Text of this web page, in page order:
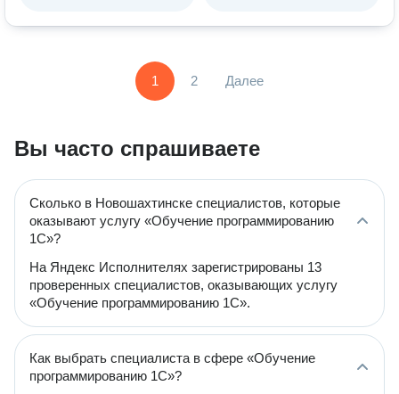
1 2 Далее
Вы часто спрашиваете
Сколько в Новошахтинске специалистов, которые
оказывают услугу «Обучение программированию
1С»?
На Яндекс Исполнителях зарегистрированы 13
проверенных специалистов, оказывающих услугу
«Обучение программированию 1С».
Как выбрать специалиста в сфере «Обучение
программированию 1С»?